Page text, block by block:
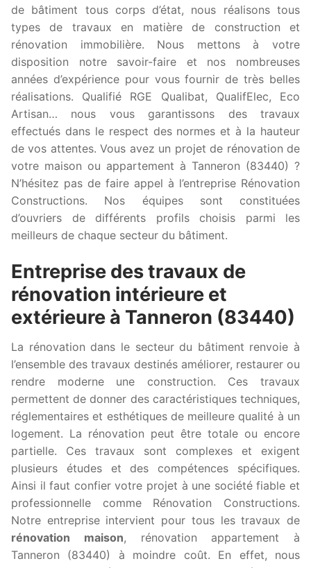
de bâtiment tous corps d’état, nous réalisons tous
types de travaux en matière de construction et
rénovation immobilière. Nous mettons à votre
disposition notre savoir-faire et nos nombreuses
années d’expérience pour vous fournir de très belles
réalisations. Qualifié RGE Qualibat, QualifElec, Eco
Artisan… nous vous garantissons des travaux
effectués dans le respect des normes et à la hauteur
de vos attentes. Vous avez un projet de rénovation de
votre maison ou appartement à Tanneron (83440) ?
N’hésitez pas de faire appel à l’entreprise Rénovation
Constructions. Nos équipes sont constituées
d’ouvriers de différents profils choisis parmi les
meilleurs de chaque secteur du bâtiment.
Entreprise des travaux de
rénovation intérieure et
extérieure à Tanneron (83440)
La rénovation dans le secteur du bâtiment renvoie à
l’ensemble des travaux destinés améliorer, restaurer ou
rendre moderne une construction. Ces travaux
permettent de donner des caractéristiques techniques,
réglementaires et esthétiques de meilleure qualité à un
logement. La rénovation peut être totale ou encore
partielle. Ces travaux sont complexes et exigent
plusieurs études et des compétences spécifiques.
Ainsi il faut confier votre projet à une société fiable et
professionnelle comme Rénovation Constructions.
Notre entreprise intervient pour tous les travaux de
rénovation maison, rénovation appartement à
Tanneron (83440) à moindre coût. En effet, nous